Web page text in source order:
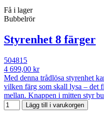
Få i lager
Bubbelrör
Styrenhet 8 färger
504815
4 699,00 kr
Med denna trådlösa styrenhet
vilken färg som skall lysa – det
mellan. Knappen i mitten styr
Lägg till i varukorgen